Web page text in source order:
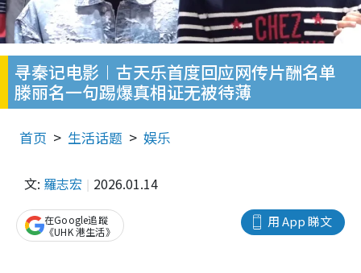
寻秦记电影︱古天乐首度回应网传片酬名单
滕丽名一句踢爆真相证无被待薄
首页 生活话题 娱乐
文: 羅志宏 2026.01.14
用 App 睇文
在Google追蹤
《UHK 港生活》